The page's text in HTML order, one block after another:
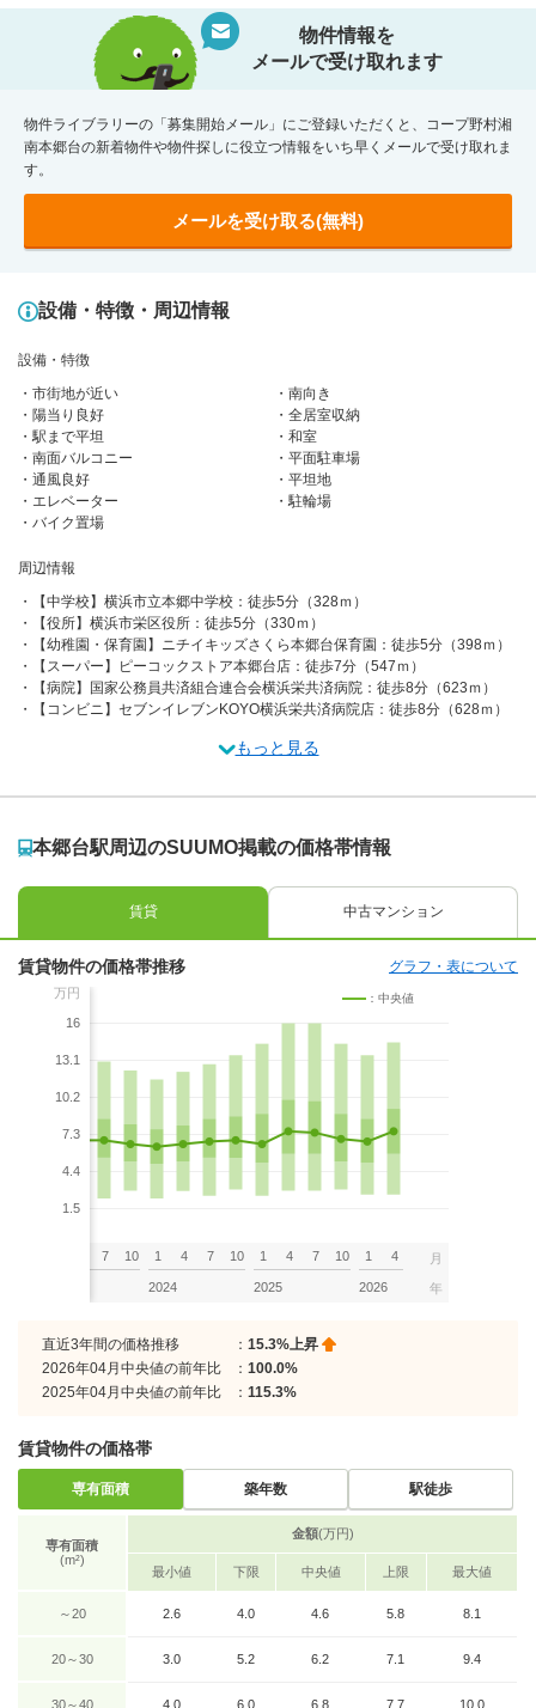
物件情報を
メールで受け取れます
物件ライブラリーの「募集開始メール」にご登録いただくと、コープ野村湘
南本郷台の新着物件や物件探しに役立つ情報をいち早くメールで受け取れま
す。
メールを受け取る(無料)
設備・特徴・周辺情報
設備・特徴
市街地が近い
南向き
陽当り良好
全居室収納
駅まで平坦
和室
南面バルコニー
平面駐車場
通風良好
平坦地
エレベーター
駐輪場
バイク置場
周辺情報
【中学校】横浜市立本郷中学校：徒歩5分（328ｍ）
【役所】横浜市栄区役所：徒歩5分（330ｍ）
【幼稚園・保育園】ニチイキッズさくら本郷台保育園：徒歩5分（398ｍ）
【スーパー】ピーコックストア本郷台店：徒歩7分（547ｍ）
【病院】国家公務員共済組合連合会横浜栄共済病院：徒歩8分（623ｍ）
【コンビニ】セブンイレブンKOYO横浜栄共済病院店：徒歩8分（628ｍ）
もっと見る
本郷台駅周辺のSUUMO掲載の価格帯情報
賃貸 中古マンション
賃貸物件の価格帯推移 グラフ・表について
万円
16
13.1
10.2
7.3
4.4
1.5
：中央値
7 10 1 4 7 10
2024
1 4 7 10
2025
1 4
2026
月
年
直近3年間の価格推移 ： 15.3%上昇
2026年04月中央値の前年比
： 100.0%
2025年04月中央値の前年比
： 115.3%
賃貸物件の価格帯
専有面積 築年数 駅徒歩
専有面積
(m²)
金額(万円)
最小値 下限 中央値 上限 最大値
～20 2.6 4.0 4.6 5.8 8.1
20～30 3.0 5.2 6.2 7.1 9.4
30～40 4.0 6.0 6.8 7.7 10.0